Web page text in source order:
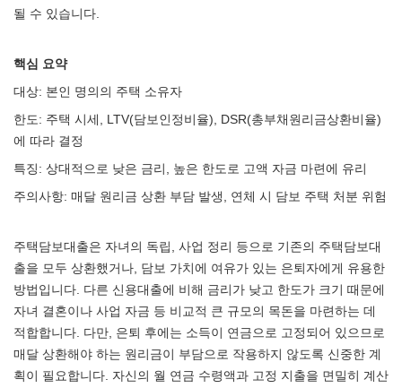
될 수 있습니다.
핵심 요약
대상: 본인 명의의 주택 소유자
한도: 주택 시세, LTV(담보인정비율), DSR(총부채원리금상환비율)
에 따라 결정
특징: 상대적으로 낮은 금리, 높은 한도로 고액 자금 마련에 유리
주의사항: 매달 원리금 상환 부담 발생, 연체 시 담보 주택 처분 위험
주택담보대출은 자녀의 독립, 사업 정리 등으로 기존의 주택담보대
출을 모두 상환했거나, 담보 가치에 여유가 있는 은퇴자에게 유용한
방법입니다. 다른 신용대출에 비해 금리가 낮고 한도가 크기 때문에
자녀 결혼이나 사업 자금 등 비교적 큰 규모의 목돈을 마련하는 데
적합합니다. 다만, 은퇴 후에는 소득이 연금으로 고정되어 있으므로
매달 상환해야 하는 원리금이 부담으로 작용하지 않도록 신중한 계
획이 필요합니다. 자신의 월 연금 수령액과 고정 지출을 면밀히 계산